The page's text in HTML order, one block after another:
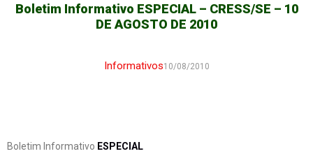
Boletim Informativo ESPECIAL – CRESS/SE – 10
DE AGOSTO DE 2010
Informativos10/08/2010
Boletim Informativo ESPECIAL